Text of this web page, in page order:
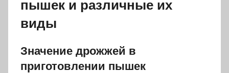
пышек и различные их
виды
Значение дрожжей в
приготовлении пышек